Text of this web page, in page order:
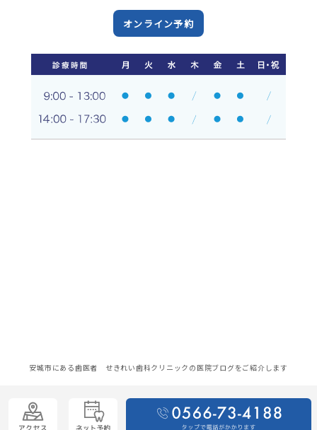
オンライン予約
© Sekirei Dental Clinic
安城市にある歯医者 せきれい歯科クリニックの医院ブログをご紹介します